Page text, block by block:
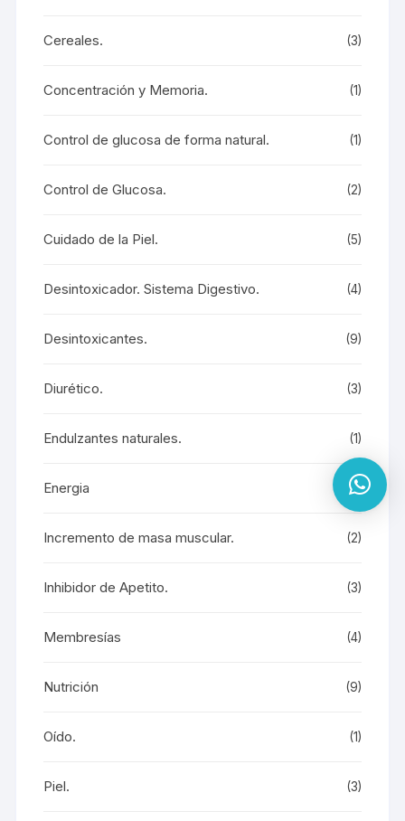
Cereales. (3)
Concentración y Memoria. (1)
Control de glucosa de forma natural. (1)
Control de Glucosa. (2)
Cuidado de la Piel. (5)
Desintoxicador. Sistema Digestivo. (4)
Desintoxicantes. (9)
Diurético. (3)
Endulzantes naturales. (1)
Energia (7)
Incremento de masa muscular. (2)
Inhibidor de Apetito. (3)
Membresías (4)
Nutrición (9)
Oído. (1)
Piel. (3)